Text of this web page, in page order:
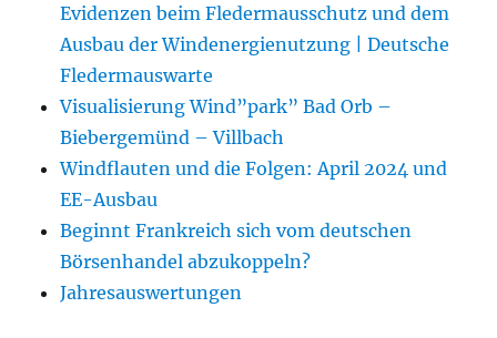
Evidenzen beim Fledermausschutz und dem
Ausbau der Windenergienutzung | Deutsche
Fledermauswarte
Visualisierung Wind”park” Bad Orb –
Biebergemünd – Villbach
Windflauten und die Folgen: April 2024 und
EE-Ausbau
Beginnt Frankreich sich vom deutschen
Börsenhandel abzukoppeln?
Jahresauswertungen